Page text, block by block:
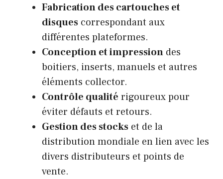
Fabrication des cartouches et
disques correspondant aux
différentes plateformes.
Conception et impression des
boitiers, inserts, manuels et autres
éléments collector.
Contrôle qualité rigoureux pour
éviter défauts et retours.
Gestion des stocks et de la
distribution mondiale en lien avec les
divers distributeurs et points de
vente.